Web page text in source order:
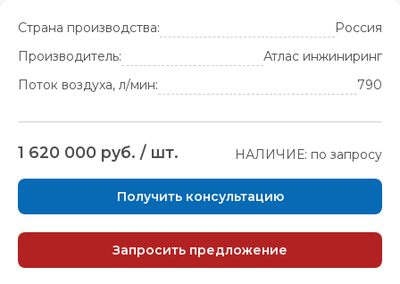
Страна производства:
Россия
Производитель:
Атлас инжиниринг
Поток воздуха, л/мин:
790
1 620 000 руб. / шт. НАЛИЧИЕ: по запросу
Получить консультацию
Запросить предложение